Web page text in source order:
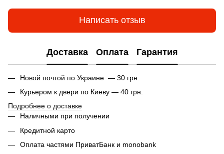
Написать отзыв
Доставка Оплата Гарантия
Новой почтой по Украине — 30 грн.
Курьером к двери по Киеву — 40 грн.
Подробнее о доставке
Наличными при получении
Кредитной карто
Оплата частями ПриватБанк и monobank